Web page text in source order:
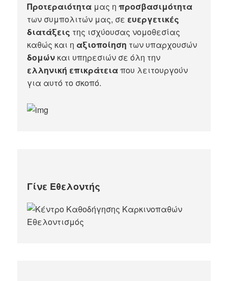
Προτεραιότητα μας ηπροσβασιμότητα
των συμπολιτών μας, σε ευεργετικές
διατάξεις της ισχύουσας νομοθεσίας
καθώς και η αξιοποίηση των υπαρχουσών
δομών και υπηρεσιών σε όλη την
ελληνική επικράτειαπου λειτουργούν
για αυτό το σκοπό.​
Γίνε Εθελοντής